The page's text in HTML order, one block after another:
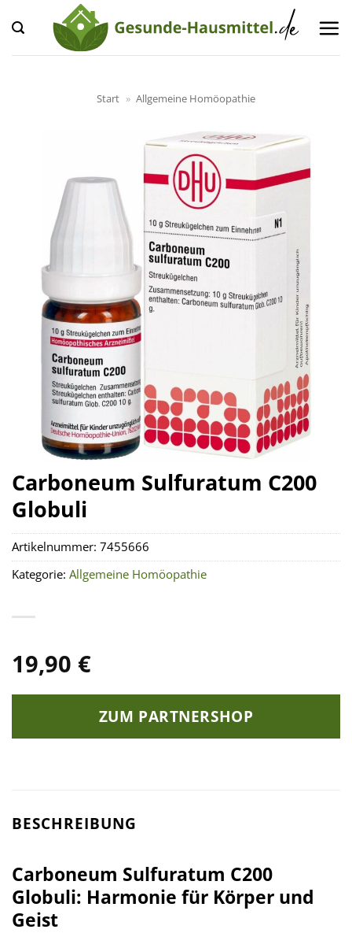
Inhalt
springen
Start » Allgemeine Homöopathie
Carboneum Sulfuratum C200
Globuli
19,90 €
ZUM PARTNERSHOP
Artikelnummer: 7455666
Kategorie: Allgemeine Homöopathie
BESCHREIBUNG
Carboneum Sulfuratum C200
Globuli: Harmonie für Körper und
Geist